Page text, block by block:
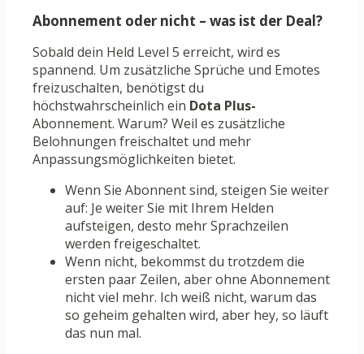
Abonnement oder nicht – was ist der Deal?
Sobald dein Held Level 5 erreicht, wird es
spannend. Um zusätzliche Sprüche und Emotes
freizuschalten, benötigst du
höchstwahrscheinlich ein Dota Plus-
Abonnement. Warum? Weil es zusätzliche
Belohnungen freischaltet und mehr
Anpassungsmöglichkeiten bietet.
Wenn Sie Abonnent sind, steigen Sie weiter
auf: Je weiter Sie mit Ihrem Helden
aufsteigen, desto mehr Sprachzeilen
werden freigeschaltet.
Wenn nicht, bekommst du trotzdem die
ersten paar Zeilen, aber ohne Abonnement
nicht viel mehr. Ich weiß nicht, warum das
so geheim gehalten wird, aber hey, so läuft
das nun mal.